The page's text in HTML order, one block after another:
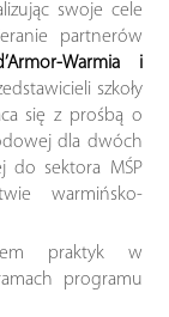
swoje cele
partnerów
Warmia i
szkoły
się z prośbą o
dla dwóch
do sektora MŚP
warmińsko-
praktyk w
programu